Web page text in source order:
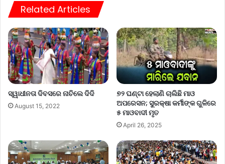
Related Articles
ସ୍ୱାଧୀନତା ଦିବସରେ ନାଚିଲେ ଦିଦି
August 15, 2022
୭୨ ଘଣ୍ଟା ହେଲାଣି ଚାଲିଛି ମାଓ
ଅପରେସନ; ସୁରକ୍ଷା କର୍ମୀଙ୍କ ଗୁଳିରେ
୫ ମାଓବାଦୀ ମୃତ
April 26, 2025